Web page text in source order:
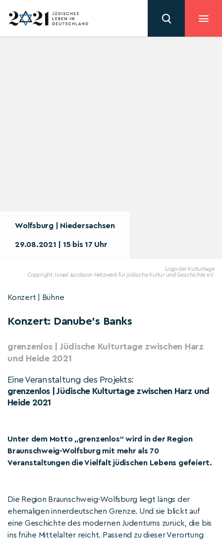
Wolfsburg | Niedersachsen
29.08.2021 | 15 bis 17 Uhr
Logo der Kulturtage
Copyright: Israel Jacobson Netzwerk für jüdische Kultur und Geschichte e.V.
Konzert | Bühne
Konzert: Danube’s Banks
grenzenlos | Jüdische Kulturtage zwischen Harz
und Heide 2021
Eine Veranstaltung des Projekts:
grenzenlos | Jüdische Kulturtage zwischen Harz und
Heide 2021
Unter dem Motto „grenzenlos“ wird in der Region
Braunschweig-Wolfsburg mit mehr als 70
Veranstaltungen die Vielfalt jüdischen Lebens gefeiert.
Die Region Braunschweig-Wolfsburg liegt längs der
ehemaligen innerdeutschen Grenze. Und sie blickt auf
eine Geschichte des modernen Judentums zurück, die bis
ins frühe Mittelalter reicht. Passend zu dieser Verortung